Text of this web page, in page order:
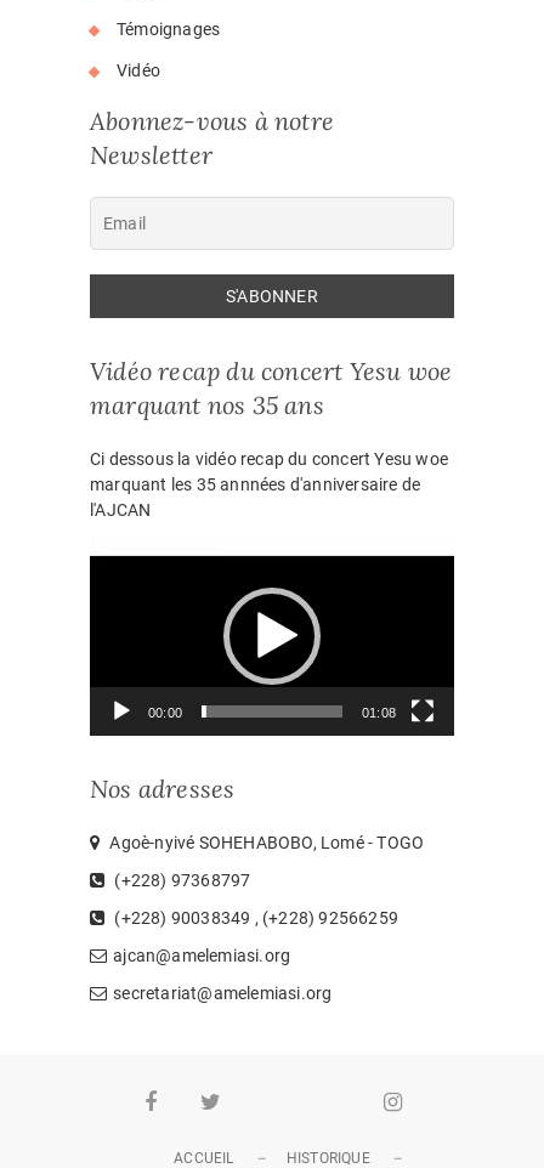
Témoignages
Vidéo
Abonnez-vous à notre
Newsletter
Vidéo recap du concert Yesu woe
marquant nos 35 ans
Ci dessous la vidéo recap du concert Yesu woe
marquant les 35 annnées d'anniversaire de
l'AJCAN
00:00 01:08
Nos adresses
Agoè-nyivé SOHEHABOBO, Lomé - TOGO
(+228) 97368797
(+228) 90038349 , (+228) 92566259
ajcan@amelemiasi.org
secretariat@amelemiasi.org
Facebook WhatsappInstagram
ACCUEIL HISTORIQUE